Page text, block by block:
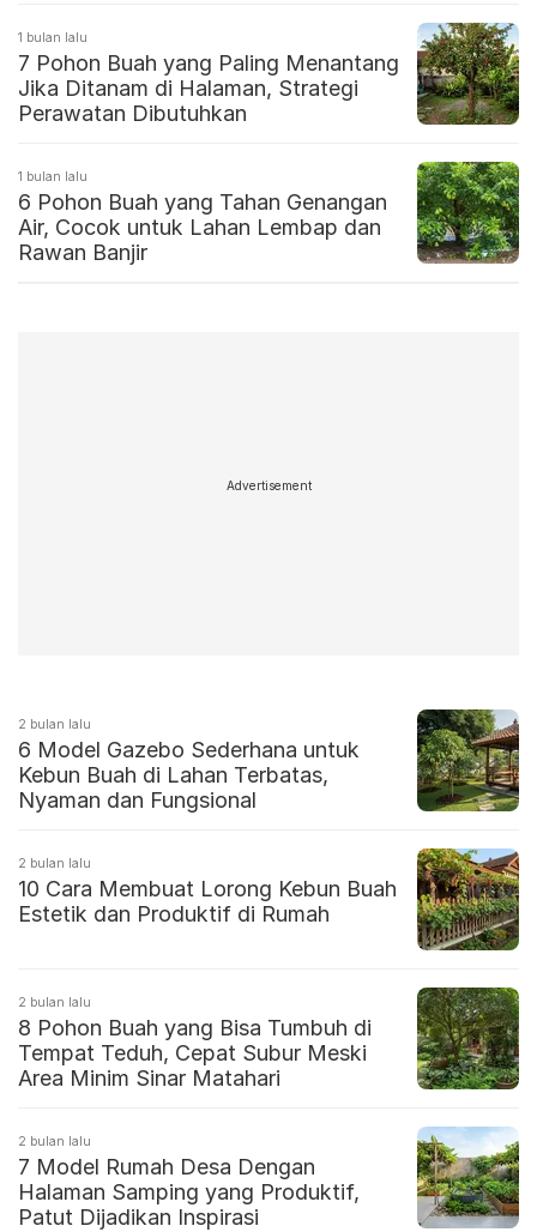
1 bulan lalu
7 Pohon Buah yang Paling Menantang
Jika Ditanam di Halaman, Strategi
Perawatan Dibutuhkan
1 bulan lalu
6 Pohon Buah yang Tahan Genangan
Air, Cocok untuk Lahan Lembap dan
Rawan Banjir
Advertisement
2 bulan lalu
6 Model Gazebo Sederhana untuk
Kebun Buah di Lahan Terbatas,
Nyaman dan Fungsional
2 bulan lalu
10 Cara Membuat Lorong Kebun Buah
Estetik dan Produktif di Rumah
2 bulan lalu
8 Pohon Buah yang Bisa Tumbuh di
Tempat Teduh, Cepat Subur Meski
Area Minim Sinar Matahari
2 bulan lalu
7 Model Rumah Desa Dengan
Halaman Samping yang Produktif,
Patut Dijadikan Inspirasi